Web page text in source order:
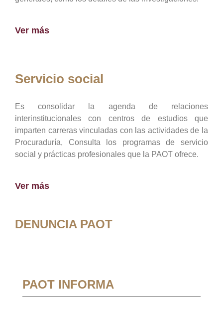
Ver más
Servicio social
Es consolidar la agenda de relaciones
interinstitucionales con centros de estudios que
imparten carreras vinculadas con las actividades de la
Procuraduría, Consulta los programas de servicio
social y prácticas profesionales que la PAOT ofrece.
Ver más
DENUNCIA PAOT
PAOT INFORMA